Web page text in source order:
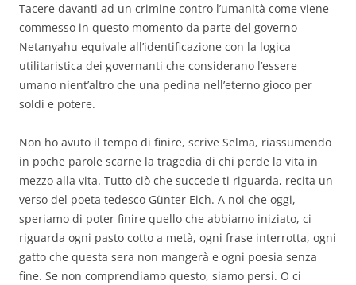
Tacere davanti ad un crimine contro l’umanità come viene
commesso in questo momento da parte del governo
Netanyahu equivale all’identificazione con la logica
utilitaristica dei governanti che considerano l’essere
umano nient’altro che una pedina nell’eterno gioco per
soldi e potere.
Non ho avuto il tempo di finire, scrive Selma, riassumendo
in poche parole scarne la tragedia di chi perde la vita in
mezzo alla vita. Tutto ciò che succede ti riguarda, recita un
verso del poeta tedesco Günter Eich. A noi che oggi,
speriamo di poter finire quello che abbiamo iniziato, ci
riguarda ogni pasto cotto a metà, ogni frase interrotta, ogni
gatto che questa sera non mangerà e ogni poesia senza
fine. Se non comprendiamo questo, siamo persi. O ci